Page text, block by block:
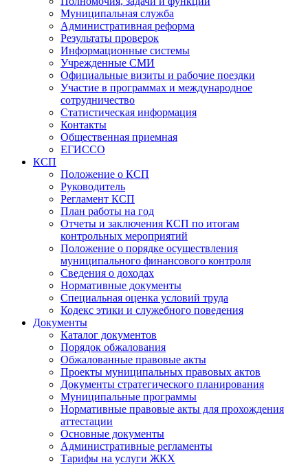
Муниципальная служба
Административная реформа
Результаты проверок
Информационные системы
Учрежденные СМИ
Официальные визиты и рабочие поездки
Участие в программах и международное
сотрудничество
Статистическая информация
Контакты
Общественная приемная
ЕГИССО
КСП
Положение о КСП
Руководитель
Регламент КСП
План работы на год
Отчеты и заключения КСП по итогам
контрольных мероприятий
Положение о порядке осуществления
муниципального финансового контроля
Сведения о доходах
Нормативные документы
Специальная оценка условий труда
Кодекс этики и служебного поведения
Документы
Каталог документов
Порядок обжалования
Обжалованные правовые акты
Проекты муниципальных правовых актов
Документы стратегического планирования
Муниципальные программы
Нормативные правовые акты для прохождения
аттестации
Основные документы
Административные регламенты
Тарифы на услуги ЖКХ